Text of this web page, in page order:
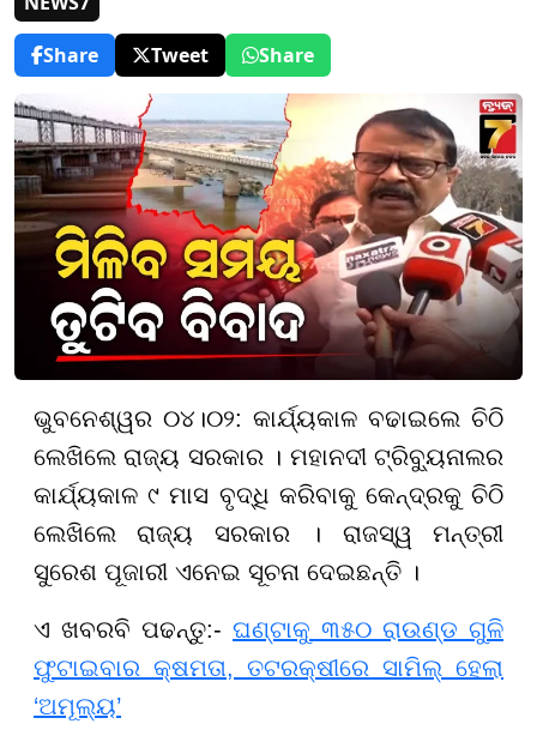
Share
Tweet Share
ଭୁବନେଶ୍ୱର ୦୪।୦୨: କାର୍ଯ୍ୟକାଳ ବଢାଇଲେ ଚିଠି
ଲେଖିଲେ ରାଜ୍ୟ ସରକାର । ମହାନଦୀ ଟ୍ରିବ୍ୟୁନାଲର
କାର୍ଯ୍ୟକାଳ ୯ ମାସ ବୃଦ୍ଧି କରିବାକୁ କେନ୍ଦ୍ରକୁ ଚିଠି
ଲେଖିଲେ ରାଜ୍ୟ ସରକାର । ରାଜସ୍ୱ ମନ୍ତ୍ରୀ
ସୁରେଶ ପୂଜାରୀ ଏନେଇ ସୂଚନା ଦେଇଛନ୍ତି ।
​​​​​​​ଏ ଖବରବି ପଢନ୍ତୁ:- ଘଣ୍ଟାକୁ ୩୫୦ ରାଉଣ୍ଡ ଗୁଳି
ଫୁଟାଇବାର କ୍ଷମତା, ତଟରକ୍ଷୀରେ ସାମିଲ୍‌ ହେଲା
‘ଅମୂଲ୍ୟ’